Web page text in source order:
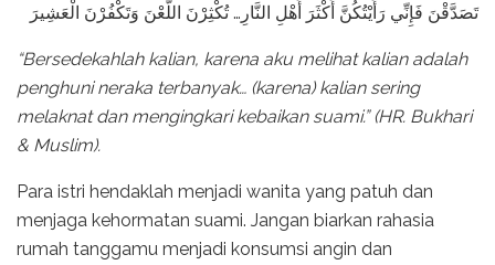
تَصَدَّقْنَ فَإِنِّي رَأَيْتُكُنَّ أَكْثَرَ أَهْلِ النَّارِ… تُكْثِرْنَ اللَّعْنَ وَتَكْفُرْنَ الْعَشِيرَ
“Bersedekahlah kalian, karena aku melihat kalian adalah
penghuni neraka terbanyak… (karena) kalian sering
melaknat dan mengingkari kebaikan suami.” (HR. Bukhari
& Muslim).
Para istri hendaklah menjadi wanita yang patuh dan
menjaga kehormatan suami. Jangan biarkan rahasia
rumah tanggamu menjadi konsumsi angin dan